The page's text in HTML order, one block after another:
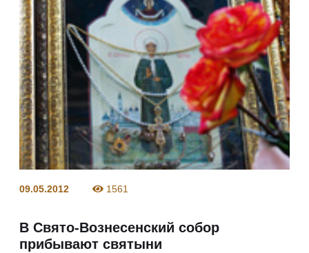
09.05.2012 1561
В Свято-Вознесенский собор
прибывают святыни